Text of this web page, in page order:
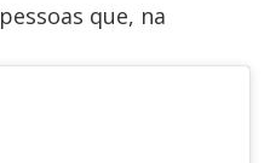
que, na